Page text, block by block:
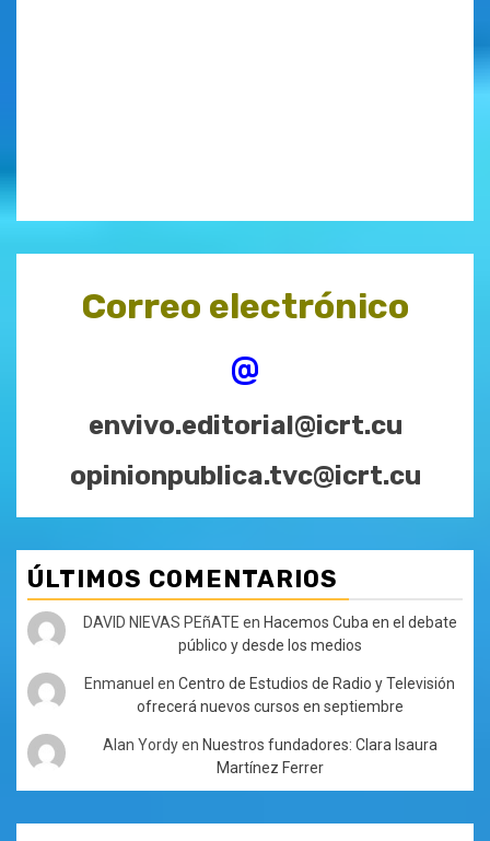
Correo electrónico
@
envivo.editorial@icrt.cu
opinionpublica.tvc@icrt.cu
ÚLTIMOS COMENTARIOS
DAVID NIEVAS PEñATE en Hacemos Cuba en el debate
público y desde los medios
Enmanuel enCentro de Estudios de Radio y Televisión
ofrecerá nuevos cursos en septiembre
Alan Yordyen Nuestros fundadores: Clara Isaura
Martínez Ferrer